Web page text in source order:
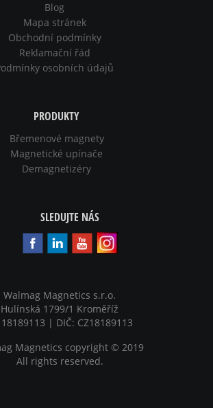
Blog
Mapa stránek
Obchodní podmínky
Reklamační řád
osobních údajů
PRODUKTY
Břemenové magnety
Magnetické upínače
Demagnetizéry
SLEDUJTE NÁS
Walmag Magnetics s.r.o.
Hulínská 1799/1 Kroměříž
18189113 | DIČ: CZ18189113
Magnetics copyright © 2019
All rights reserved.